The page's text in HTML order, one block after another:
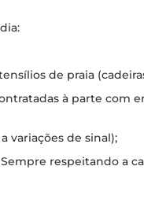
de praia
à parte com
variações de sinal);
respeitando a